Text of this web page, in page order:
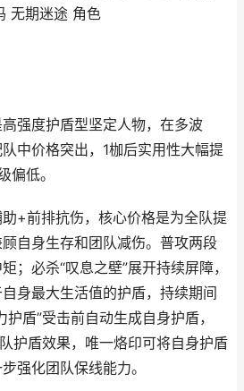
无期迷途 角色
强度护盾型坚定人物，在多波
中价格突出，1枷后实用性大幅提
偏低。
+前排抗伤，核心价格是为全队提
自身生存和团队减伤。普攻两段
；必杀“叹息之壁”展开持续屏障，
身最大生活值的护盾，持续期间
盾”受击前自动生成自身护盾，
护盾效果，唯一烙印可将自身护盾
强化团队保线能力。